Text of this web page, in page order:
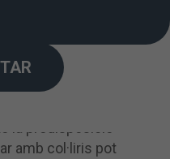
la predisposició
amb col·liris pot